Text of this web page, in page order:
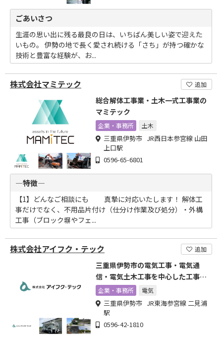
ごあいさつ
生涯の思い出に残る最良の日は、いちばん美しい姿で迎えた
いもの。 伊勢の地で長く愛され続ける「さち」が持つ確かな
技術と豊富な経験が、お...
株式会社マミテック 追加
総合解体工事業・土木一式工事業の
マミテック
企業・事務所 土木
三重県伊勢市 JR西日本参宮線 山田
上口駅
0596-65-6801
―特徴―
【1】どんなご相談にも 真摯に対応いたします！ 解体工
事だけでなく、不用品片付け（仕分け作業及び処分）・外構
工事（ブロック塀やフェ...
株式会社アイフク・テック 追加
三重県伊勢市の電気工事・電気通
信・電気土木工事を中心した工事会
社企業・事務所 電気
三重県伊勢市 JR東海参宮線 二見浦
駅
0596-42-1810